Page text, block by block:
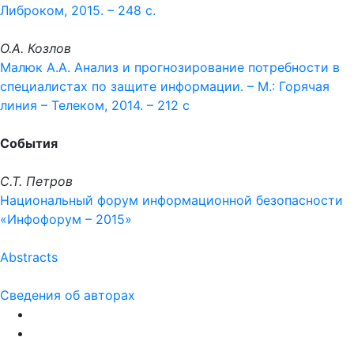
Либроком, 2015. – 248 с.
О.А. Козлов
Малюк А.А. Анализ и прогнозирование потребности в
специалистах по защите информации. – М.: Горячая
линия – Телеком, 2014. – 212 с
События
С.Т. Петров
Национальный форум информационной безопасности
«Инфофорум – 2015»
Abstracts
Сведения об авторах